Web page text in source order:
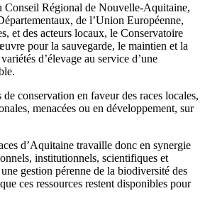
Conseil Régional de Nouvelle-Aquitaine,
de l’Union Européenne,
et des acteurs locaux, le Conservatoire
pour la sauvegarde, le maintien et la
d’élevage au service d’une
conservation en faveur des races locales,
menacées ou en développement, sur
d’Aquitaine travaille donc en synergie
institutionnels, scientifiques et
gestion pérenne de la biodiversité des
ces ressources restent disponibles pour